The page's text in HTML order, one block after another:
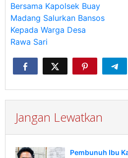
Bersama Kapolsek Buay
Madang Salurkan Bansos
Kepada Warga Desa
Rawa Sari
Jangan Lewatkan
Pembunuh Ibu